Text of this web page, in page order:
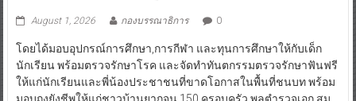
August 1, 2026 กองบรรณาธิการ 0
โดยได้มอบอุปกรณ์การศึกษา,การกีฬา และทุนการศึกษาให้กับเด็ก
นักเรียน พร้อมตรวจรักษาโรค และจัดทำทันตกรรมตรวจรักษาฟันฟรี
ให้แก่นักเรียนและพี่น้องประชาชนที่ขาดโอกาสในพื้นที่ชนบท พร้อม